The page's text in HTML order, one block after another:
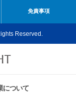
免責事項
Reserved.
について